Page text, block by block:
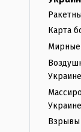
Карта
Украине
Украине
Взрывы